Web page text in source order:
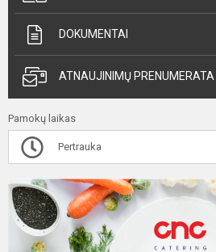
DOKUMENTAI
ATNAUJINIMŲ PRENUMERATA
Pamokų laikas
Pertrauka